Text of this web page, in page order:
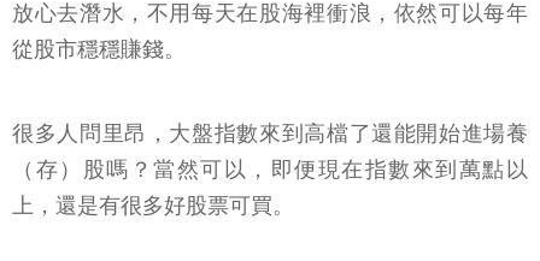
放心去潛水，不用每天在股海裡衝浪，依然可以每年
從股市穩穩賺錢。
很多人問里昂，大盤指數來到高檔了還能開始進場養
（存）股嗎？當然可以，即便現在指數來到萬點以
上，還是有很多好股票可買。